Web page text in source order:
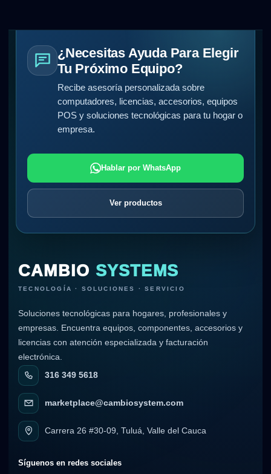
¿Necesitas Ayuda Para Elegir
Tu Próximo Equipo?
Recibe asesoría personalizada sobre
computadores, licencias, accesorios, equipos
POS y soluciones tecnológicas para tu hogar o
empresa.
Hablar por WhatsApp
Ver productos
CAMBIO SYSTEMS
TECNOLOGÍA · SOLUCIONES · SERVICIO
Soluciones tecnológicas para hogares, profesionales y
empresas. Encuentra equipos, componentes, accesorios y
licencias con atención especializada y facturación
electrónica.
316 349 5618
marketplace@cambiosystem.com
Carrera 26 #30-09, Tuluá, Valle del Cauca
Síguenos en redes sociales